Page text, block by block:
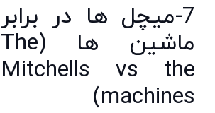
7-میچل ها در برابر
ماشین ها (The
Mitchells vs the
machines)